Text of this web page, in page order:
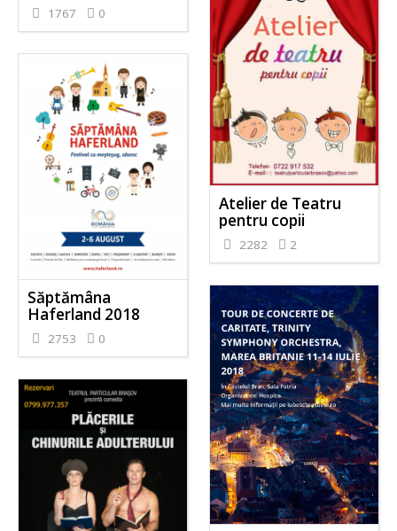
1767 0
Atelier de Teatru
pentru copii
2282 2
Săptămâna
Haferland 2018
2753 0